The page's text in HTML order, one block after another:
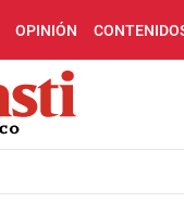
OPINIÓN